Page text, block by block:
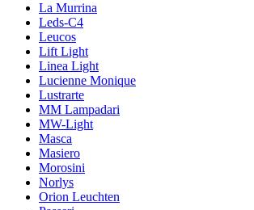
La Murrina
Leds-C4
Leucos
Lift Light
Linea Light
Lucienne Monique
Lustrarte
MM Lampadari
MW-Light
Masca
Masiero
Morosini
Norlys
Orion Leuchten